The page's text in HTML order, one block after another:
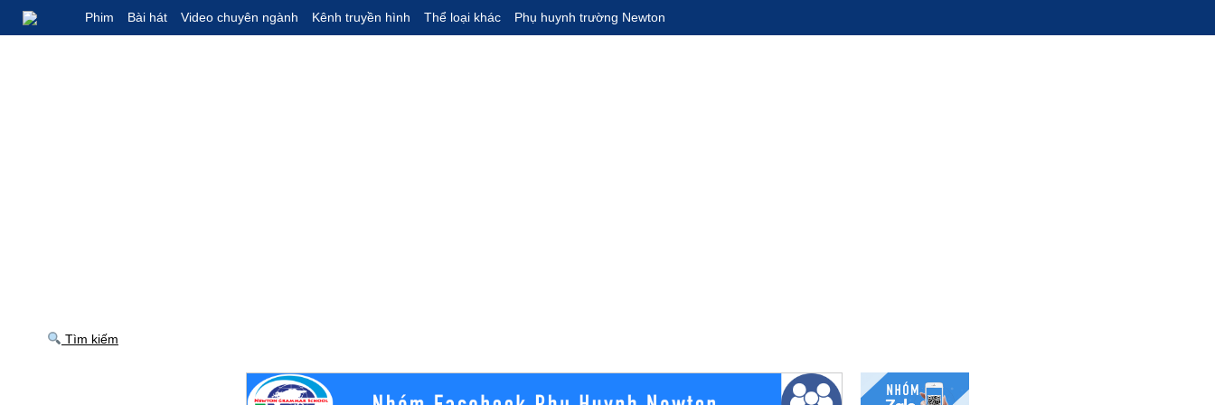
Phim Bài hát Video chuyên ngành Kênh truyền hình Thể loại khác Phụ huynh trường Newton
Tìm kiếm